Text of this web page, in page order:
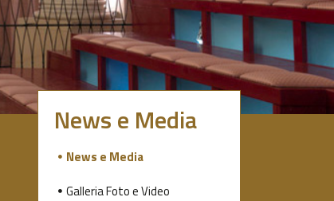
News e Media
News e Media
Galleria Foto e Video